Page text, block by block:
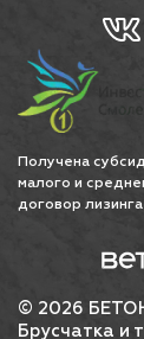
© 2026
Брусчатка и
Получена
малого и
договор